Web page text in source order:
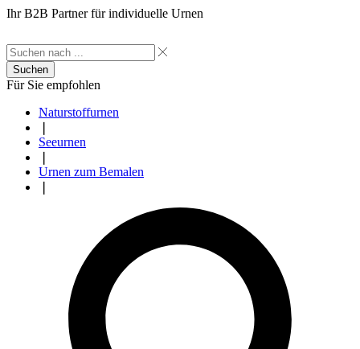
Ihr B2B Partner für individuelle Urnen
Suchen
Für Sie empfohlen
Naturstoffurnen
Seeurnen
Urnen zum Bemalen